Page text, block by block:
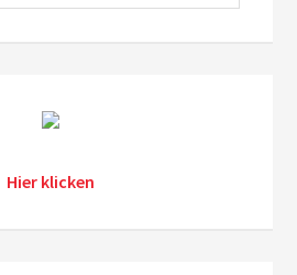
Hier klicken